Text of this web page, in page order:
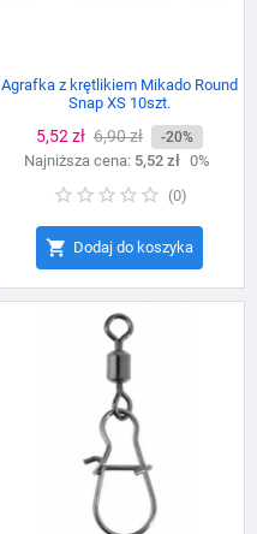
Agrafka z krętlikiem Mikado Round
Snap XS 10szt.
Cena
5,52 zł Cena
podstawowa
6,90 zł -20%
Najniższa cena: 5,52 zł 0%
(0)
 Dodaj do koszyka